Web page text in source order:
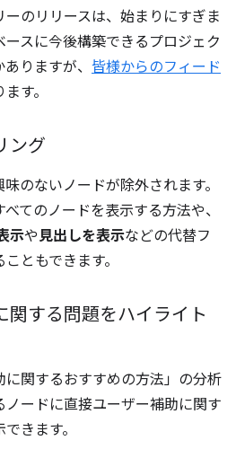
のリリースは、始まりにすぎま
スに今後構築できるプロジェク
りますが、 皆様からのフィード
す。
ング
のないノードが除外されます。
てのノードを表示する方法や、
示や見出しを表示などの代替フ
ともできます。
関する問題をハイライト
に関するおすすめの方法」の分析
ードに直接ユーザー補助に関す
きます。